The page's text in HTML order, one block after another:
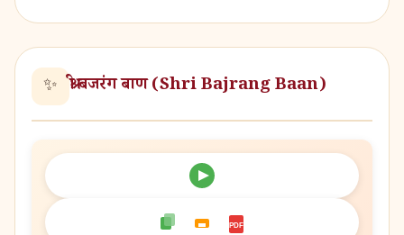
✨ श्री बजरंग बाण (Shri Bajrang Baan)
PDF